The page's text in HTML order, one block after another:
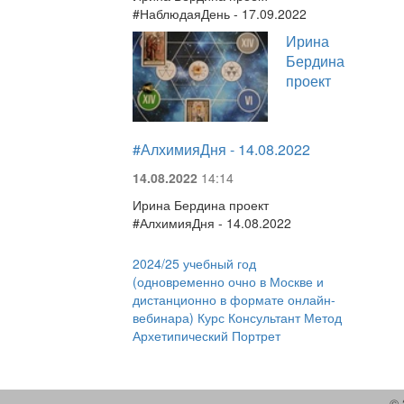
#НаблюдаяДень - 17.09.2022
Ирина
Бердина
проект
#АлхимияДня - 14.08.2022
14.08.2022 14:14
Ирина Бердина проект
#АлхимияДня - 14.08.2022
2024/25 учебный год
(одновременно очно в Москве и
дистанционно в формате онлайн-
вебинара) Курс Консультант Метод
Архетипический Портрет